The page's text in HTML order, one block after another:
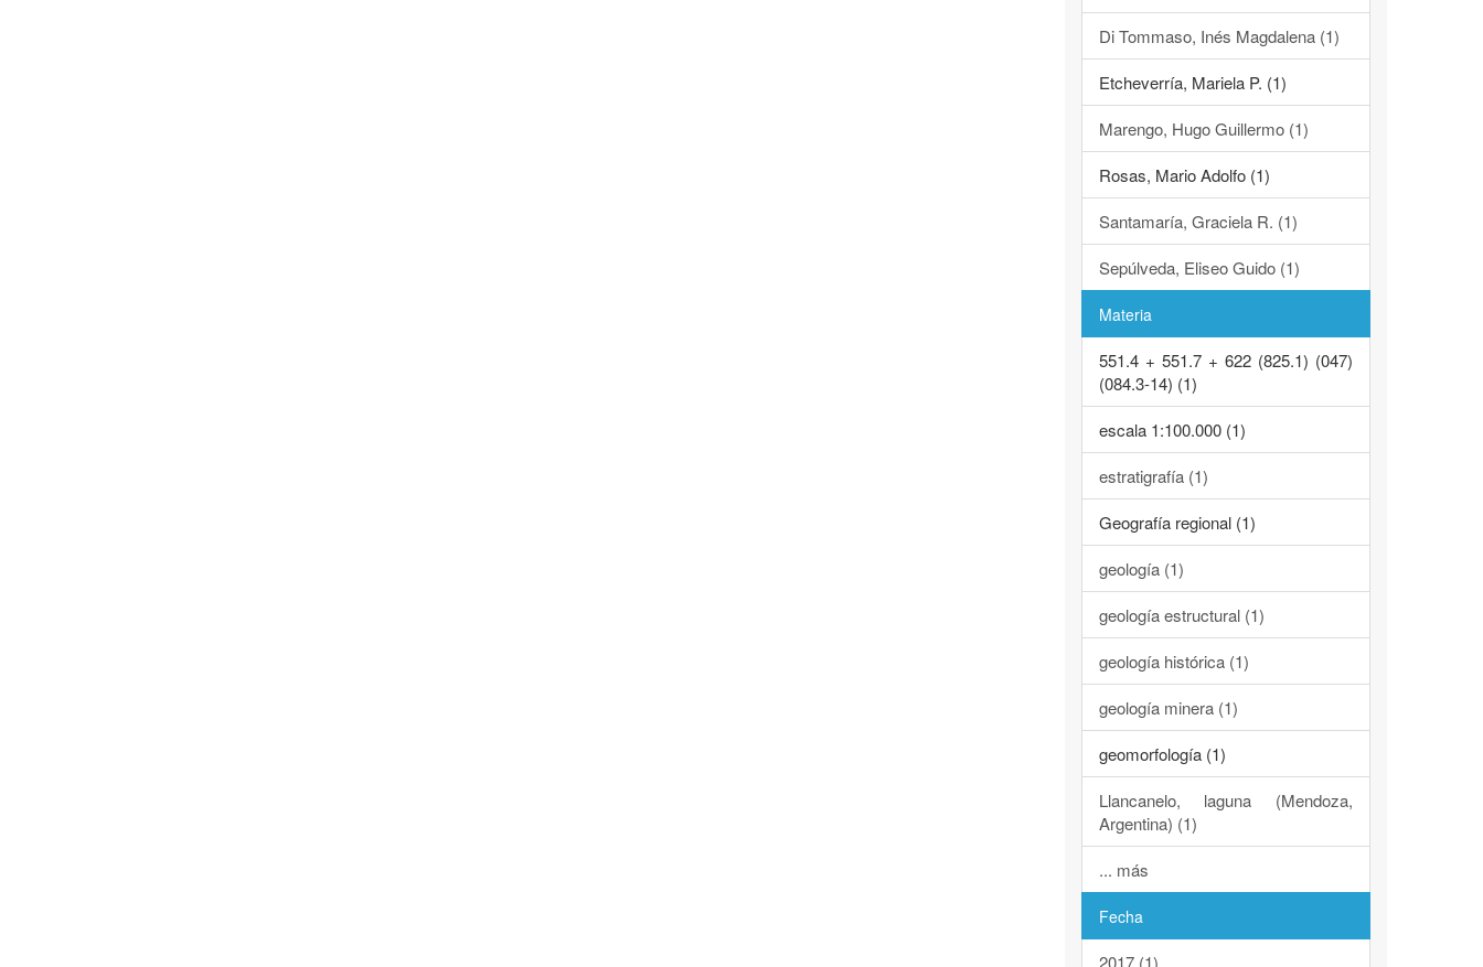
Di Tommaso, Inés Magdalena (1)
Etcheverría, Mariela P. (1)
Marengo, Hugo Guillermo (1)
Rosas, Mario Adolfo (1)
Santamaría, Graciela R. (1)
Sepúlveda, Eliseo Guido (1)
Materia
551.4 + 551.7 + 622 (825.1) (047)
(084.3-14) (1)
escala 1:100.000 (1)
estratigrafía (1)
Geografía regional (1)
geología (1)
geología estructural (1)
geología histórica (1)
geología minera (1)
geomorfología (1)
Llancanelo, laguna (Mendoza,
Argentina) (1)
... más
Fecha
2017 (1)